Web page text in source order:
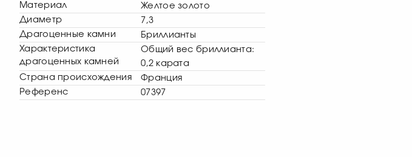
Материал
Желтое золото
Диаметр
7,3
Драгоценные камни
Бриллианты
Характеристика
драгоценных камней
Общий вес бриллианта:
0,2 карата
Страна происхождения
Франция
Референс
07397